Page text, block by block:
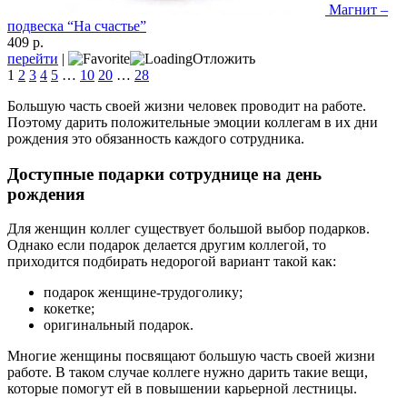
Магнит –
подвеска “На счастье”
409 р.
перейти |
Отложить
1 2 3 4 5 … 10 20 … 28
Большую часть своей жизни человек проводит на работе.
Поэтому дарить положительные эмоции коллегам в их дни
рождения это обязанность каждого сотрудника.
Доступные подарки сотруднице на день
рождения
Для женщин коллег существует большой выбор подарков.
Однако если подарок делается другим коллегой, то
приходится подбирать недорогой вариант такой как:
подарок женщине-трудоголику;
кокетке;
оригинальный подарок.
Многие женщины посвящают большую часть своей жизни
работе. В таком случае коллеге нужно дарить такие вещи,
которые помогут ей в повышении карьерной лестницы.